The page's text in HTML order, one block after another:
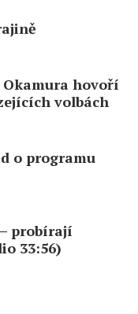
Okamura hovoří
volbách
o programu
probírají
33:56)